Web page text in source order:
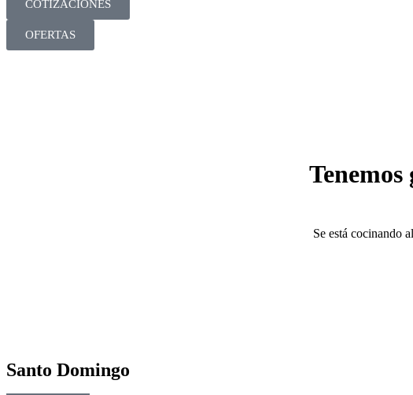
COTIZACIONES
OFERTAS
Se está cocinando
Santo Domingo